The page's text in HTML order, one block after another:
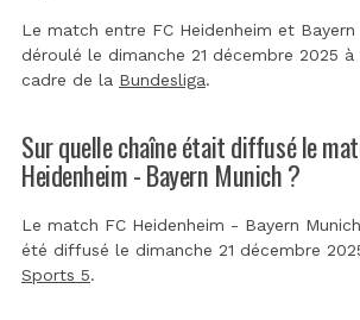
Le match entre FC Heidenheim et
déroulé le dimanche 21 décembre 2025 à
cadre de la Bundesliga.
Sur quelle chaîne était diffusé le
Heidenheim - Bayern Munich ?
Le match FC Heidenheim - Bayern
été diffusé le dimanche 21 décembre
Sports 5.